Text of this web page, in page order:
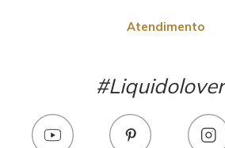
Atendimento
#Liquidolover